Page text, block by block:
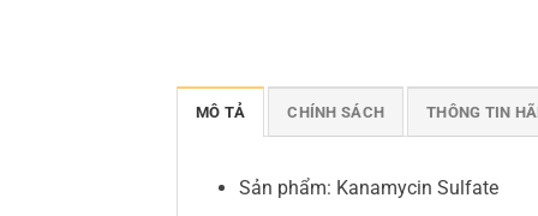
MÔ TẢ CHÍNH SÁCH THÔNG TIN
Sản phẩm: Kanamycin Sulfate